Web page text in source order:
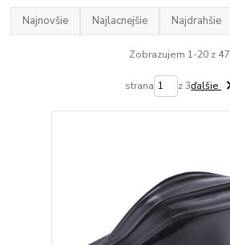
Najnovšie Najlacnejšie Najdrahšie
Zobrazujem 1-20 z 47
strana z 3ďalšie